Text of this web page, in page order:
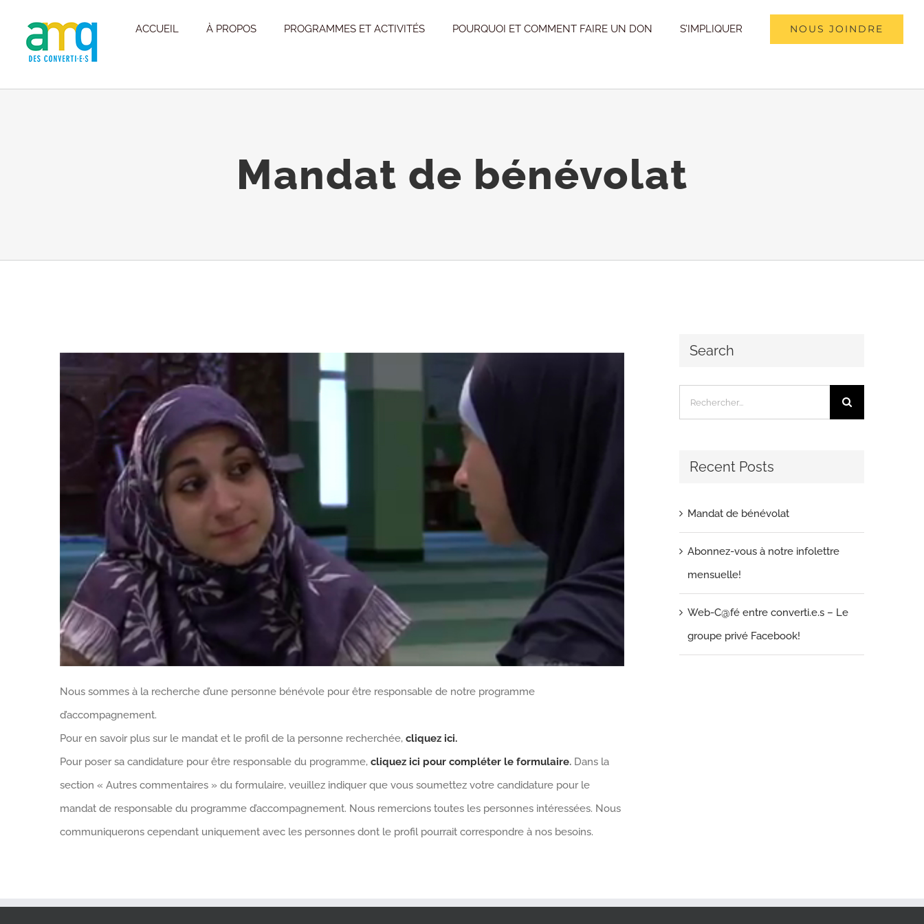
contenu
ACCUEIL À PROPOS PROGRAMMES ET ACTIVITÉS POURQUOI ET COMMENT FAIRE UN DON S’IMPLIQUER NOUS JOINDRE
Mandat de bénévolat
Nous sommes à la recherche d’une personne bénévole pour être responsable de notre programme
d’accompagnement.
Pour en savoir plus sur le mandat et le profil de la personne recherchée, cliquez ici.
Pour poser sa candidature pour être responsable du programme, cliquez ici pour compléter le formulaire. Dans la
section « Autres commentaires » du formulaire, veuillez indiquer que vous soumettez votre candidature pour le
mandat de responsable du programme d’accompagnement. Nous remercions toutes les personnes intéressées. Nous
communiquerons cependant uniquement avec les personnes dont le profil pourrait correspondre à nos besoins.
Search
Rechercher:
Recent Posts
Mandat de bénévolat
Abonnez-vous à notre infolettre
mensuelle!
Web-C@fé entre converti.e.s – Le
groupe privé Facebook!